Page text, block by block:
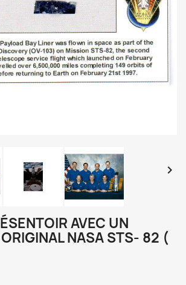

AVEC UN
NASA STS- 82 (